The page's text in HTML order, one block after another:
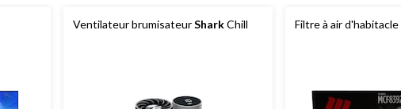
Ventilateur brumisateurSharkChill Filtre à air d'habitacle